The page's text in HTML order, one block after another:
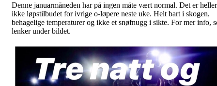
Denne januarmåneden har på ingen måte vært normal. Det er heller
ikke løpstilbudet for ivrige o-løpere neste uke. Helt bart i skogen,
behagelige temperaturer og ikke et snøfnugg i sikte. For mer info,
lenker under bildet.